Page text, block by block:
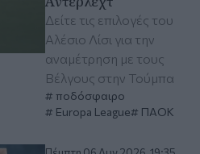
Δείτε τις επιλογές του
Αλέσιο Λίσι για την
αναμέτρηση με τους
Βέλγους στην Τούμπα
ποδόσφαιρο
Europa League
ΠΑΟΚ